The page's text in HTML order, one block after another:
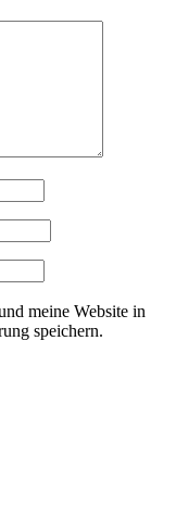
meine Website in
speichern.